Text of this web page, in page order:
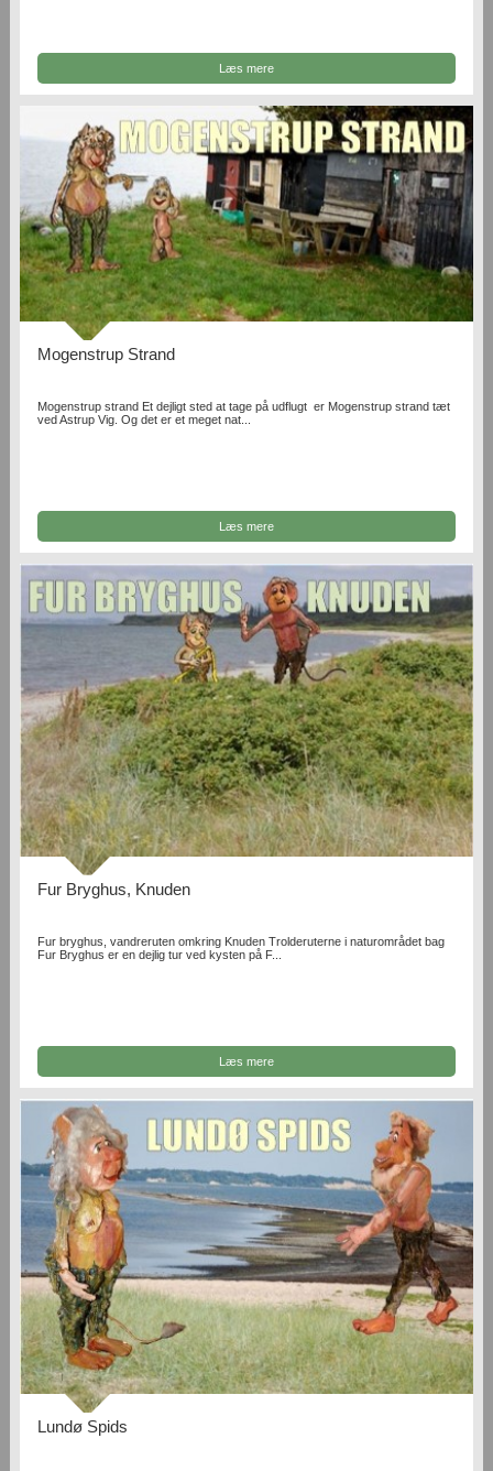
Læs mere
Mogenstrup Strand
Mogenstrup strand Et dejligt sted at tage på udflugt er Mogenstrup strand tæt
ved Astrup Vig. Og det er et meget nat...
Læs mere
Fur Bryghus, Knuden
Fur bryghus, vandreruten omkring Knuden Trolderuterne i naturområdet bag
Fur Bryghus er en dejlig tur ved kysten på F...
Læs mere
Lundø Spids